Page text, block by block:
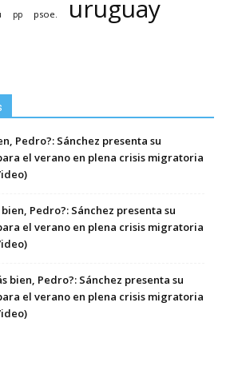
pp psoe. uruguay
Pedro?: Sánchez presenta su
el verano en plena crisis migratoria
bien, Pedro?: Sánchez presenta su
el verano en plena crisis migratoria
bien, Pedro?: Sánchez presenta su
el verano en plena crisis migratoria